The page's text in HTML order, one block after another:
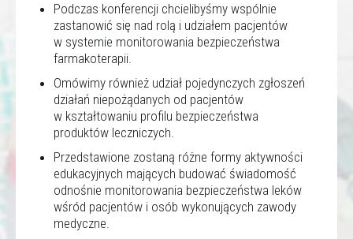
Podczas konferencji chcielibyśmy wspólnie
zastanowić się nad rolą i udziałem pacjentów
w systemie monitorowania bezpieczeństwa
farmakoterapii.
Omówimy również udział pojedynczych zgłoszeń
działań niepożądanych od pacjentów
w kształtowaniu profilu bezpieczeństwa
produktów leczniczych.
Przedstawione zostaną różne formy aktywności
edukacyjnych mających budować świadomość
odnośnie monitorowania bezpieczeństwa leków
wśród pacjentów i osób wykonujących zawody
medyczne.